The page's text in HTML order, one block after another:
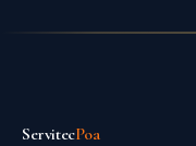
ServitecPoa